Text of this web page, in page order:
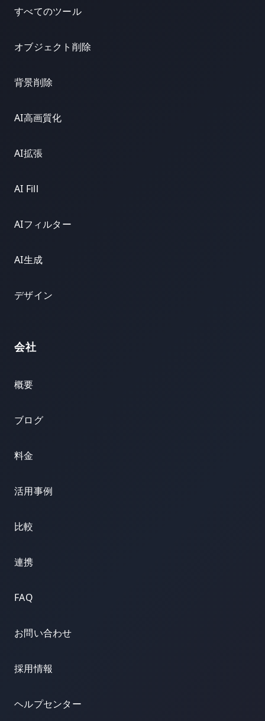
すべてのツール
オブジェクト削除
背景削除
AI高画質化
AI拡張
AI Fill
AIフィルター
AI生成
デザイン
会社
概要
ブログ
料金
活用事例
比較
連携
FAQ
お問い合わせ
採用情報
ヘルプセンター